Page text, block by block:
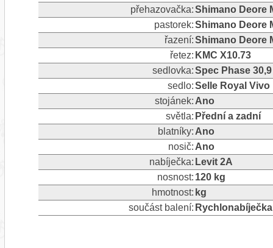
přehazovačka:Shimano Deore
pastorek:Shimano Deore
řazení:Shimano Deore
řetez: KMC X10.73
sedlovka:Spec Phase
sedlo:Selle Royal Vivo
stojánek: Ano
světla: Přední a zadní
blatníky: Ano
nosič: Ano
nabíječka: Levit 2A
nosnost: 120 kg
hmotnost: kg
součást balení: